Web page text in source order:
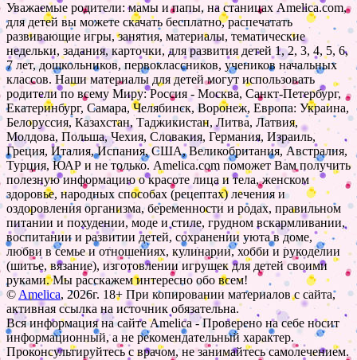
Уважаемые родители: мамы и папы, на станицах Amelica.com,
для детей вы можете скачать бесплатно, распечатать
развивающие игры, занятия, материалы, тематические
недельки, задания, карточки, для развития детей 1, 2, 3, 4, 5, 6,
7 лет, дошкольников, первоклассников, учеников начальных
классов. Наши материалы для детей могут использовать
родители по всему Миру: Россия - Москва, Санкт-Петербург,
Екатеринбург, Самара, Челябинск, Воронеж, Европа: Украина,
Белоруссия, Казахстан, Таджикистан, Литва, Латвия,
Молдова, Польша, Чехия, Словакия, Германия, Израиль,
Греция, Италия, Испания, США, Великобритания, Австралия,
Турция, ЮАР и не только. Amelica.com поможет Вам получить
полезную информацию о красоте лица и тела, женском
здоровье, народных способах (рецептах) лечения и
оздоровления организма, беременности и родах, правильном
питании и похудении, моде и стиле, грудном вскармливании,
воспитании и развитии детей, сохранении уюта в доме,
любви в семье и отношениях, кулинарии, хобби и рукоделии
(шитье, вязание), изготовлении игрушек для детей своими
руками. Мы расскажем интересно обо всем!
© Amelica, 2026г. 18+ При копировании материалов с сайта,
активная ссылка на источник обязательна.
Вся информация на сайте Amelica - Проверено на себе носит
информационный, а не рекомендательный характер.
Проконсультируйтесь с врачом, не занимайтесь самолечением.